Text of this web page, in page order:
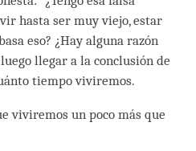
hasta ser muy viejo, estar
eso? ¿Hay alguna razón
llegar a la conclusión de
tiempo viviremos.
viviremos un poco más que